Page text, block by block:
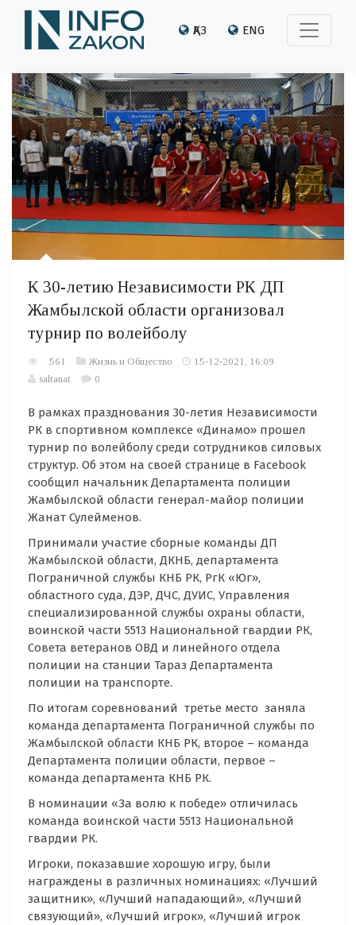
ҚАЗ ENG
К 30-летию Независимости РК ДП
Жамбылской области организовал
турнир по волейболу
561 Жизнь и Общество
15-12-2021, 16:09
saltanat
0
В рамках празднования 30-летия Независимости
РК в спортивном комплексе «Динамо» прошел
турнир по волейболу среди сотрудников силовых
структур. Об этом на своей странице в Facebook
сообщил начальник Департамента полиции
Жамбылской области генерал-майор полиции
Жанат Сулейменов.
Принимали участие сборные команды ДП
Жамбылской области, ДКНБ, департамента
Пограничной службы КНБ РК, РгК «Юг»,
областного суда, ДЭР, ДЧС, ДУИС, Управления
специализированной службы охраны области,
воинской части 5513 Национальной гвардии РК,
Совета ветеранов ОВД и линейного отдела
полиции на станции Тараз Департамента
полиции на транспорте.
По итогам соревнований третье место заняла
команда департамента Пограничной службы по
Жамбылской области КНБ РК, второе – команда
Департамента полиции области, первое –
команда департамента КНБ РК.
В номинации «За волю к победе» отличилась
команда воинской части 5513 Национальной
гвардии РК.
Игроки, показавшие хорошую игру, были
награждены в различных номинациях: «Лучший
защитник», «Лучший нападающий», «Лучший
связующий», «Лучший игрок», «Лучший игрок